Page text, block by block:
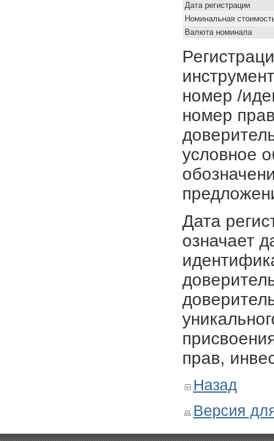
Дата регистрации
Номинальная
Валюта номинала
номер /
номер
условное
Дата
означает
прав,
Назад
Версия